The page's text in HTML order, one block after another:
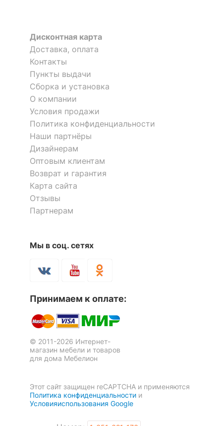
Дисконтная карта
Доставка, оплата
Контакты
Пункты выдачи
Сборка и установка
О компании
Условия продажи
Политика конфиденциальности
Наши партнёры
Дизайнерам
Оптовым клиентам
Возврат и гарантия
Карта сайта
Отзывы
Партнерам
Мы в соц. сетях
Принимаем к оплате:
© 2011-2026 Интернет-
магазин мебели и товаров
для дома Мебелион
Этот сайт защищен reCAPTCHA и применяются
Политика конфиденциальности и
Условияиспользования Google